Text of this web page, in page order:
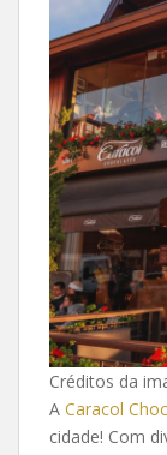
Créditos da
A Caracol
cidade! Com